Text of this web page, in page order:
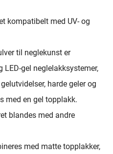
kompatibelt med UV- og
til neglekunst er
LED-gel neglelakksystemer,
harde geler og
med en gel topplakk.
blandes med andre
med matte topplakker,